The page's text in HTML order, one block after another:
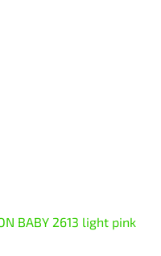
BABY 2613 light pink